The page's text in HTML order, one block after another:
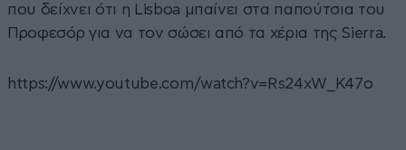
που δείχνει ότι η Lisboa μπαίνει στα παπούτσια του
Προφεσόρ για να τον σώσει από τα χέρια της Sierra.
https://www.youtube.com/watch?v=Rs24xW_K47o